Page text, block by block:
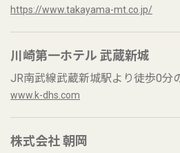
https://www.takayama-mt.co.jp/
川崎第一ホテル 武蔵新城
JR南武線武蔵新城駅より徒歩0分
www.k-dhs.com
株式会社 朝岡